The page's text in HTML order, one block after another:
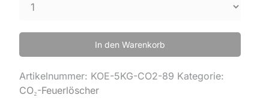
In den Warenkorb
Artikelnummer: KOE-5KG-CO2-89 Kategorie:
CO₂-Feuerlöscher